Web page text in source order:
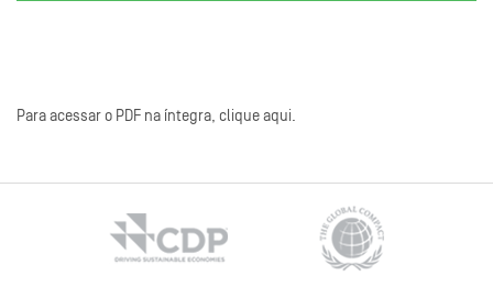
Para acessar o PDF na íntegra, clique aqui.